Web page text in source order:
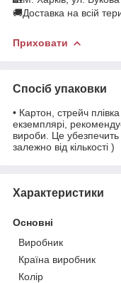
🚚Доставка на всій
Приховати
Спосіб упаковки
• Картон, стрейч
екземплярі,
вироби. Це убезпечить
залежно від кількості )
Характеристики
Основні
Виробник
Країна виробник
Колір